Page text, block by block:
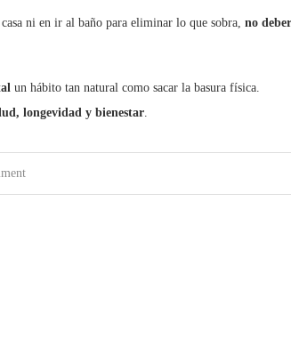
ni en ir al baño para eliminar lo que sobra, no
un hábito tan natural como sacar la basura física.
longevidad y bienestar.